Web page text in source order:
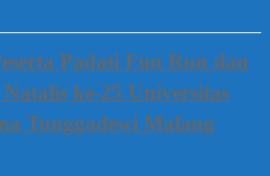
Padati Fun Run dan
ke-25 Universitas
Tunggadewi Malang